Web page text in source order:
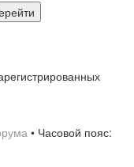
• Часовой пояс: